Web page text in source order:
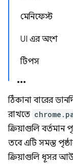
মেনিফেস্ট
UI এর অংশ
টিপস
ঠিকানা বারের
রাখতে
ক্রিয়াগুলি
তবে এটি সমস্ত
ক্রিয়াগুলি ধূসর